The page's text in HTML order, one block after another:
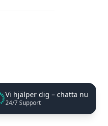
Vi hjälper dig – chatta nu
24/7 Support